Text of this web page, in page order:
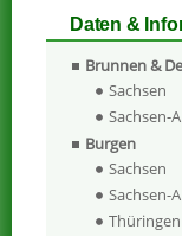
Daten &
Brunnen &
Sachsen
Sachsen-
Burgen
Sachsen
Sachsen-
Thüringen